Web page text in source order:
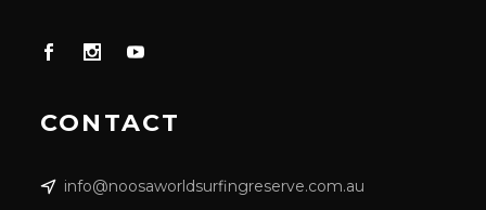
CONTACT
info@noosaworldsurfingreserve.com.au